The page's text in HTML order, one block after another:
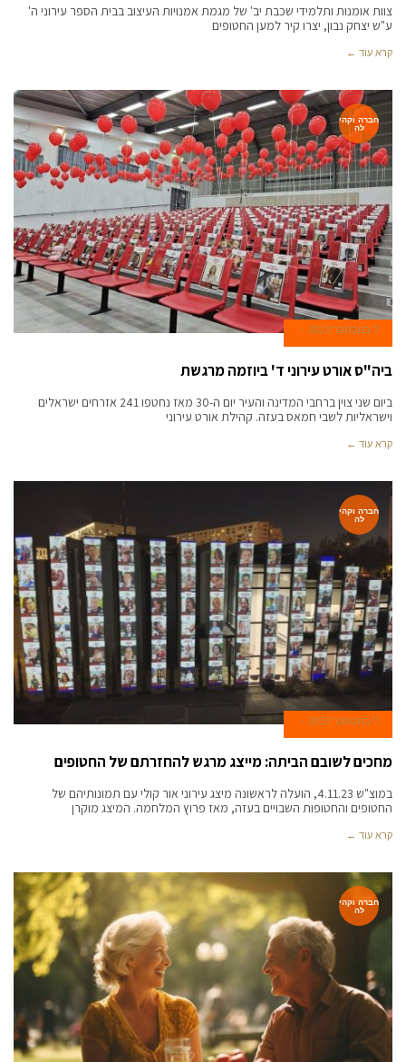
צוות אומנות ותלמידי שכבת יב' של מגמת אמנויות העיצוב בבית הספר עירוני ה'
ע"ש יצחק נבון, יצרו קיר למען החטופים
קרא עוד ←
חברה וקהי
לה
7 בנובמבר 2023
ביה"ס אורט עירוני ד' ביוזמה מרגשת
ביום שני צוין ברחבי המדינה והעיר יום ה-30 מאז נחטפו 241 אזרחים ישראלים
וישראליות לשבי חמאס בעזה. קהילת אורט עירוני
קרא עוד ←
חברה וקהי
לה
7 בנובמבר 2023
מחכים לשובם הביתה: מייצג מרגש להחזרתם של החטופים
במוצ"ש 4.11.23, הועלה לראשונה מיצג עירוני אור קולי עם תמונותיהם של
החטופים והחטופות השבויים בעזה, מאז פרוץ המלחמה. המיצג מוקרן
קרא עוד ←
חברה וקהי
לה